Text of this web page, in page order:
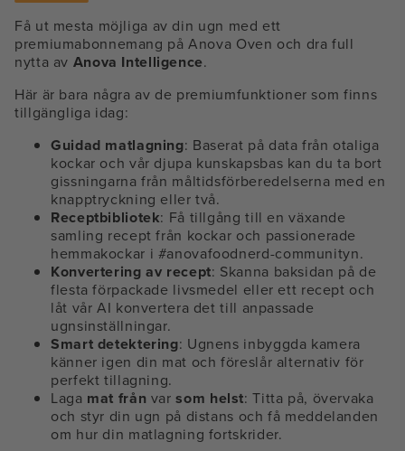
Få ut mesta möjliga av din ugn med ett
premiumabonnemang på Anova Oven och dra full
nytta av Anova Intelligence.
Här är bara några av de premiumfunktioner som finns
tillgängliga idag:
Guidad matlagning: Baserat på data från otaliga
kockar och vår djupa kunskapsbas kan du ta bort
gissningarna från måltidsförberedelserna med en
knapptryckning eller två.
Receptbibliotek: Få tillgång till en växande
samling recept från kockar och passionerade
hemmakockar i #anovafoodnerd-communityn.
Konvertering av recept: Skanna baksidan på de
flesta förpackade livsmedel eller ett recept och
låt vår AI konvertera det till anpassade
ugnsinställningar.
Smart detektering: Ugnens inbyggda kamera
känner igen din mat och föreslår alternativ för
perfekt tillagning.
Laga mat från varsom helst: Titta på, övervaka
och styr din ugn på distans och få meddelanden
om hur din matlagning fortskrider.